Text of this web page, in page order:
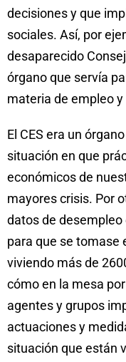
decisiones y que
sociales. Así, por
desaparecido
órgano que servía
materia de empleo
El CES era un
situación en que
económicos de
mayores crisis. Por
datos de
para que se tomase
viviendo más de
cómo en la mesa
agentes y grupos
actuaciones y
situación que están